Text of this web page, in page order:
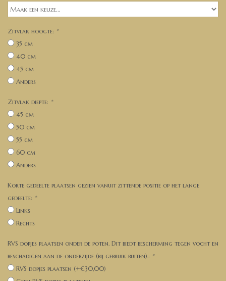
Zitvlak hoogte: *
35 cm
40 cm
45 cm
Anders
Zitvlak diepte: *
45 cm
50 cm
55 cm
60 cm
Anders
Korte gedeelte plaatsen gezien vanuit zittende positie op het lange
gedeelte: *
Links
Rechts
RVS dopjes plaatsen onder de poten. Dit biedt bescherming tegen vocht en
beschadigen aan de onderzijde (bij gebruik buiten).: *
RVS dopjes plaatsen (+€30,00)